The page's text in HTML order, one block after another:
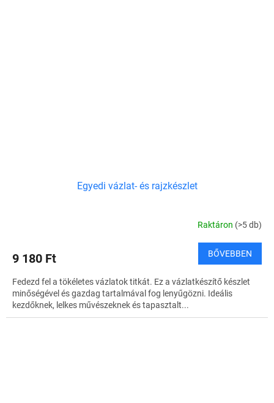
Egyedi vázlat- és rajzkészlet
Raktáron (>5 db)
9 180 Ft BŐVEBBEN
Fedezd fel a tökéletes vázlatok titkát. Ez a vázlatkészítő készlet
minőségével és gazdag tartalmával fog lenyűgözni. Ideális
kezdőknek, lelkes művészeknek és tapasztalt...